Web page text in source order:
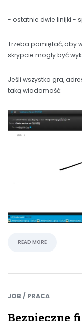
- ostatnie dwie linijki -
Trzeba pamiętać, aby
skrypcie mogły być
Jeśli wszystko gra,
taką wiadomość:
READ MORE
JOB / PRACA
Bezpieczne